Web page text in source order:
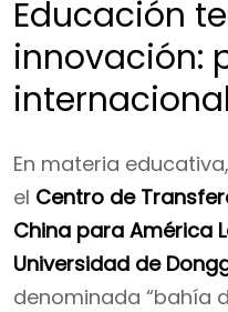
Educación
innovación:
internacional
En materia
el Centro de
China para América
Universidad de
denominada “bahía